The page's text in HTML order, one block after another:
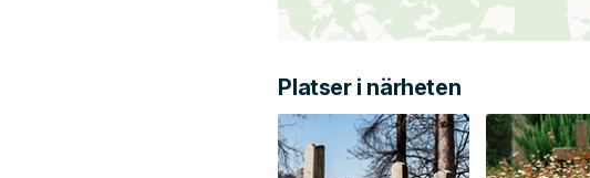
Platser i närheten